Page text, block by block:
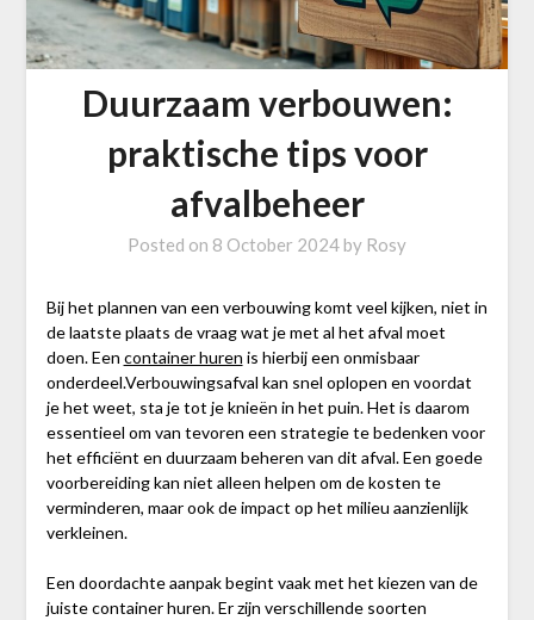
Duurzaam verbouwen:
praktische tips voor
afvalbeheer
Posted on 8 October 2024 by Rosy
Bij het plannen van een verbouwing komt veel kijken, niet in
de laatste plaats de vraag wat je met al het afval moet
doen. Een container huren is hierbij een onmisbaar
onderdeel.Verbouwingsafval kan snel oplopen en voordat
je het weet, sta je tot je knieën in het puin. Het is daarom
essentieel om van tevoren een strategie te bedenken voor
het efficiënt en duurzaam beheren van dit afval. Een goede
voorbereiding kan niet alleen helpen om de kosten te
verminderen, maar ook de impact op het milieu aanzienlijk
verkleinen.
Een doordachte aanpak begint vaak met het kiezen van de
juiste container huren. Er zijn verschillende soorten